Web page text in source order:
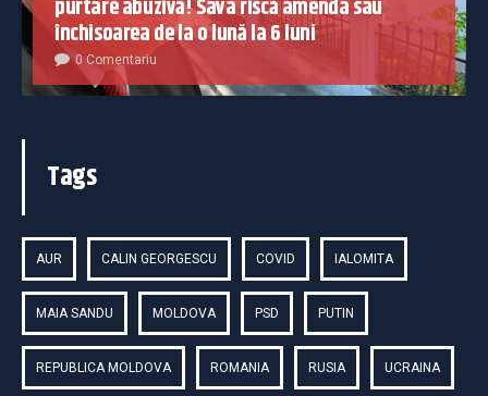
purtare abuzivă! Sava riscă amenda sau
închisoarea de la o lună la 6 luni
0 Comentariu
Tags
AUR CALIN GEORGESCU COVID IALOMITA
MAIA SANDU MOLDOVA PSD PUTIN
REPUBLICA MOLDOVA ROMANIA RUSIA UCRAINA